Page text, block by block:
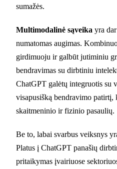
sumažės.
Multimodalinė sąveika yra
numatomas augimas.
girdimuoju ir galbūt jutiminiu
bendravimas su dirbtiniu
ChatGPT galėtų integruotis su
visapusišką bendravimo patirtį,
skaitmeninio ir fizinio pasaulių.
Be to, labai svarbus veiksnys
Platus į ChatGPT panašių
pritaikymas įvairiuose